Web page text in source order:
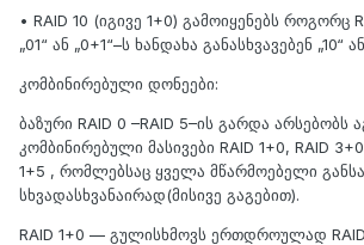
• RAID 10 (იგივე 1+0) გამოიყენებს როგორც
„01“ ან „0+1“–ს ხანდახა განასხვავებენ „10“ ან
კომბინირებული დონეები:
ბაზური RAID 0 –RAID 5–ის გარდა არსებობს
კომბინირებული მასივები RAID 1+0, RAID
1+5 , რომლებსაც ყველა მწარმოებელი
სხვადასხვანაირად(მისივე გაგებით).
RAID 1+0 — გულისხმოვს ერთდროულად RAID